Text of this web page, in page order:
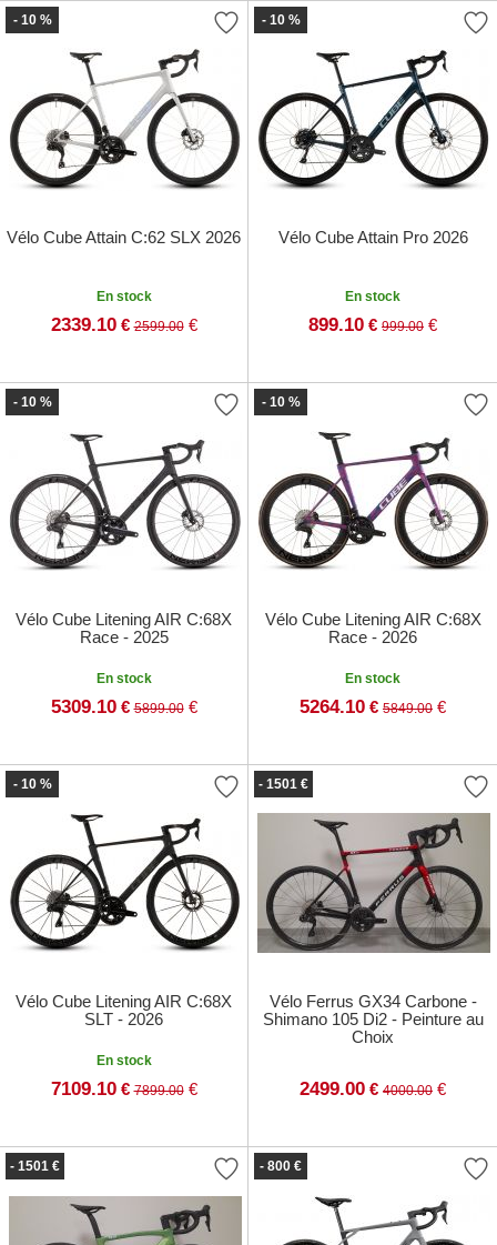
- 10 %
Vélo Cube Attain C:62 SLX 2026
En stock
2339.10 € 2599.00€
- 10 %
Vélo Cube Attain Pro 2026
En stock
899.10 € 999.00 €
- 10 %
Vélo Cube Litening AIR C:68X
Race - 2025
En stock
5309.10 € 5899.00€
- 10 %
Vélo Cube Litening AIR C:68X
Race - 2026
En stock
5264.10 € 5849.00 €
- 10 %
Vélo Cube Litening AIR C:68X
SLT - 2026
En stock
7109.10 € 7899.00€
- 1501 €
Vélo Ferrus GX34 Carbone -
Shimano 105 Di2 - Peinture au
Choix
2499.00 € 4000.00 €
- 1501 € - 800 €